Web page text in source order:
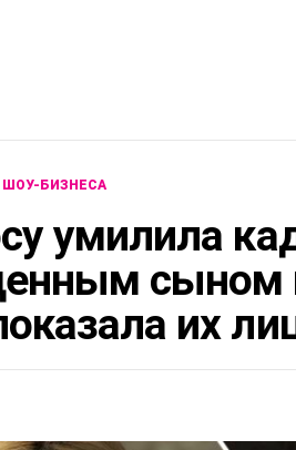
ШОУ-БИЗНЕСА
умилила
их